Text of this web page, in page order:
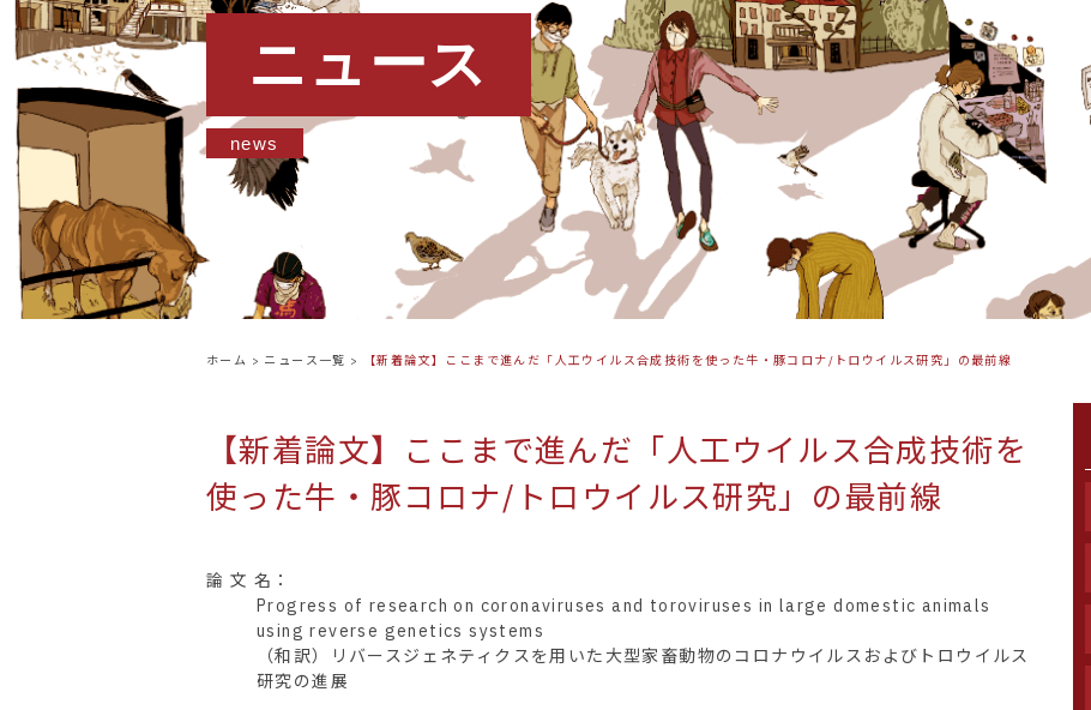
ニュース
news
ホーム > ニュース一覧 > 【新着論文】ここまで進んだ「人工ウイルス合成技術を使った牛・豚コロナ/トロウイルス研究」の最前線
【新着論文】ここまで進んだ「人工ウイルス合成技術を
使った牛・豚コロナ/トロウイルス研究」の最前線
論 文 名：
Progress of research on coronaviruses and toroviruses in large domestic animals
using reverse genetics systems
（和訳）リバースジェネティクスを用いた大型家畜動物のコロナウイルスおよびトロウイルス
研究の進展